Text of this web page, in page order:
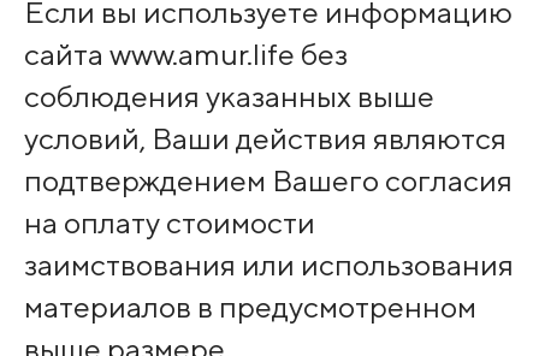
Если вы используете информацию
сайта www.amur.life без
соблюдения указанных выше
условий, Ваши действия являются
подтверждением Вашего согласия
на оплату стоимости
заимствования или использования
материалов в предусмотренном
выше размере.